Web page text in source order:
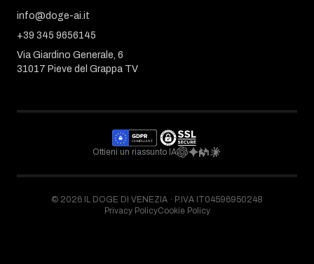
info@doge-ai.it
+39 345 9656145
Via Giardino Generale, 6
31017 Pieve del Grappa TV
Ottieni un riassunto IA
© 2026 IL DOGE DI VENEZIA · P.IVA IT04596950248
Privacy PolicyCookie Policy